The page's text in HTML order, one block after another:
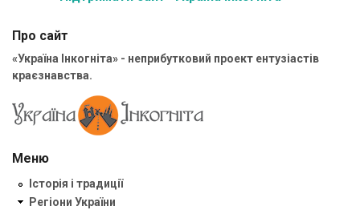
Про сайт
«Україна Інкогніта» - неприбутковий проект ентузіастів
краєзнавства.
Меню
Історія і традиції
Регіони України